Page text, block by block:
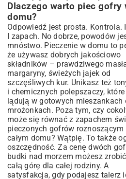
Pomysły na Podanie i Dodatki do
Gofrow
Słodkie gofry – klasyka i
Wytrawne gofry – zaskakujące
smakowe
Najczęstsze Błędy i Jak Ich Unikać
Dlaczego gofry nie są chrupiące?
Co zrobić, gdy gofry się kleją?
Podsumowanie – Twoje Idealne
Czekają!
Dlaczego warto piec gofry
domu?
Odpowiedź jest prosta. Kontrola.
I zapach. No dobrze, powodów
mnóstwo. Pieczenie w domu to
że używasz dobrych jakościowo
składników – prawdziwego
margaryny, świeżych jajek od
szczęśliwych kur. Unikasz też
i chemicznych polepszaczy,
lądują w gotowych mieszankach
mrożonkach. Poza tym, czy
może się równać z zapachem
pieczonych gofrów roznoszącym
całym domu? Wątpię. To także
oszczędność. Za cenę dwóch
budki nad morzem możesz
całą górę dla całej rodziny. A
satysfakcja, gdy podajesz talerz